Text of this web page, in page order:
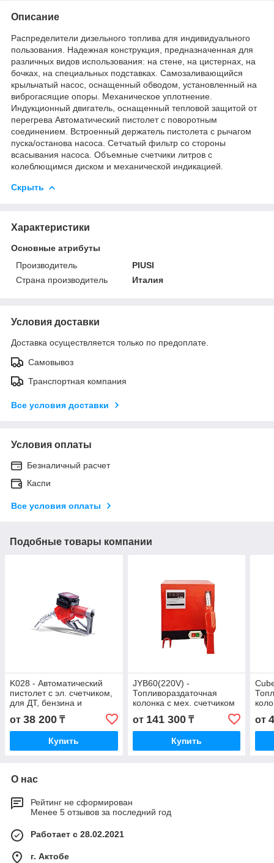
Описание
Распределители дизельного топлива для индивидуального
пользования. Надежная конструкция, предназначенная для
различных видов использования: на стене, на цистернах, на
бочках, на специальных подставках. Самозаливающийся
крыльчатый насос, оснащенный обводом, установленный на
виброгасящие опоры. Механическое уплотнение.
Индукционный двигатель, оснащенный тепловой защитой от
перегрева Автоматический пистолет с поворотным
соединением. Встроенный держатель пистолета с рычагом
пуска/останова насоса. Сетчатый фильтр со стороны
всасывания насоса. Объемные счетчики литров с
колеблющимся диском и механической индикацией.
Скрыть
Характеристики
Основные атрибуты
Производитель
PIUSI
Страна производитель
Италия
Условия доставки
Доставка осуществляется только по предоплате.
Самовывоз
Транспортная компания
Все условия доставки
Условия оплаты
Безналичный расчет
Каспи
Все условия оплаты
Подобные товары компании
K028 - Автоматический
пистолет с эл. счетчиком,
для ДТ, бензина и
керосина, 3/4" BSP, 60 л/
мин
от 38 200 ₸
Купить
JYB60(220V) -
Топливораздаточная
колонка с мех. счетчиком
и авт. пистолетом
от 141 300₸
Купить
от
О нас
Рейтинг не сформирован
Менее 5 отзывов за последний год
Работает с 28.02.2021
г. Актобе